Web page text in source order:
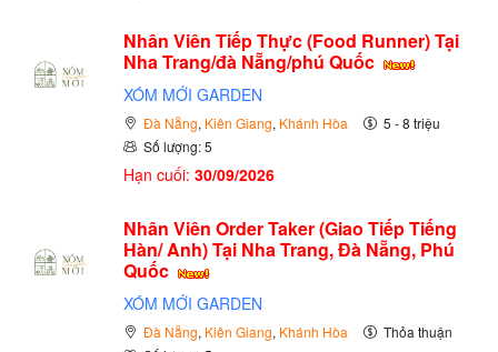
Nhân Viên Tiếp Thực (Food Runner) Tại
Nha Trang/đà Nẵng/phú Quốc
XÓM MỚI GARDEN
Đà Nẵng, Kiên Giang, Khánh Hòa
5 - 8 triệu
Số lượng: 5
Hạn cuối: 30/09/2026
Nhân Viên Order Taker (Giao Tiếp Tiếng
Hàn/ Anh) Tại Nha Trang, Đà Nẵng, Phú
Quốc
XÓM MỚI GARDEN
Đà Nẵng, Kiên Giang, Khánh Hòa
Thỏa thuận